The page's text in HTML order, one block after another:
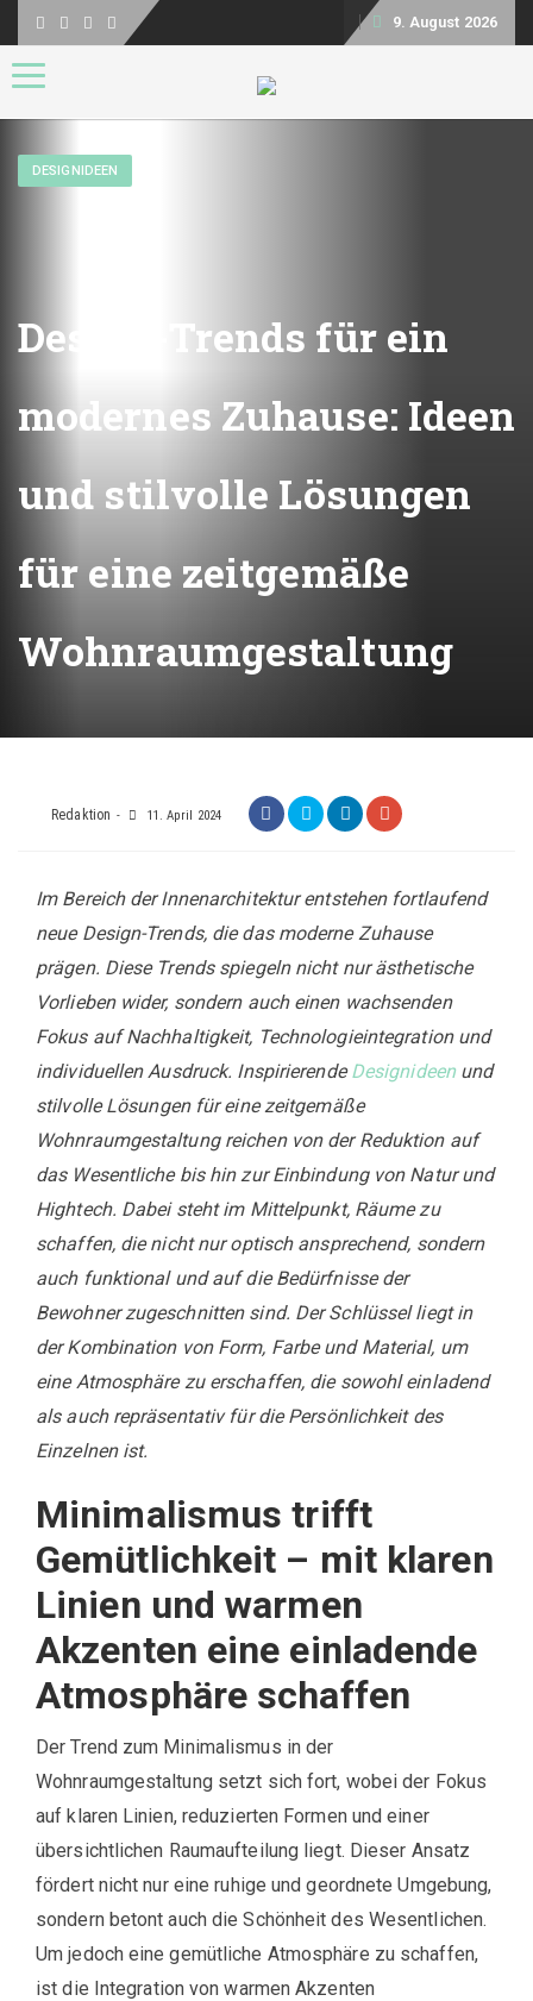
9. August 2026
Toggle navigation
DESIGNIDEEN
Design-Trends für ein
modernes Zuhause: Ideen
und stilvolle Lösungen
für eine zeitgemäße
Wohnraumgestaltung
Redaktion 11. April 2024
Im Bereich der Innenarchitektur entstehen fortlaufend
neue Design-Trends, die das moderne Zuhause
prägen. Diese Trends spiegeln nicht nur ästhetische
Vorlieben wider, sondern auch einen wachsenden
Fokus auf Nachhaltigkeit, Technologieintegration und
individuellen Ausdruck. InspirierendeDesignideenund
stilvolle Lösungen für eine zeitgemäße
Wohnraumgestaltung reichen von der Reduktion auf
das Wesentliche bis hin zur Einbindung von Natur und
Hightech. Dabei steht im Mittelpunkt, Räume zu
schaffen, die nicht nur optisch ansprechend, sondern
auch funktional und auf die Bedürfnisse der
Bewohner zugeschnitten sind. Der Schlüssel liegt in
der Kombination von Form, Farbe und Material, um
eine Atmosphäre zu erschaffen, die sowohl einladend
als auch repräsentativ für die Persönlichkeit des
Einzelnen ist.
Minimalismus trifft
Gemütlichkeit – mit klaren
Linien und warmen
Akzenten eine einladende
Atmosphäre schaffen
Der Trend zum Minimalismus in der
Wohnraumgestaltung setzt sich fort, wobei der Fokus
auf klaren Linien, reduzierten Formen und einer
übersichtlichen Raumaufteilung liegt. Dieser Ansatz
fördert nicht nur eine ruhige und geordnete Umgebung,
sondern betont auch die Schönheit des Wesentlichen.
Um jedoch eine gemütliche Atmosphäre zu schaffen,
ist die Integration von warmen Akzenten